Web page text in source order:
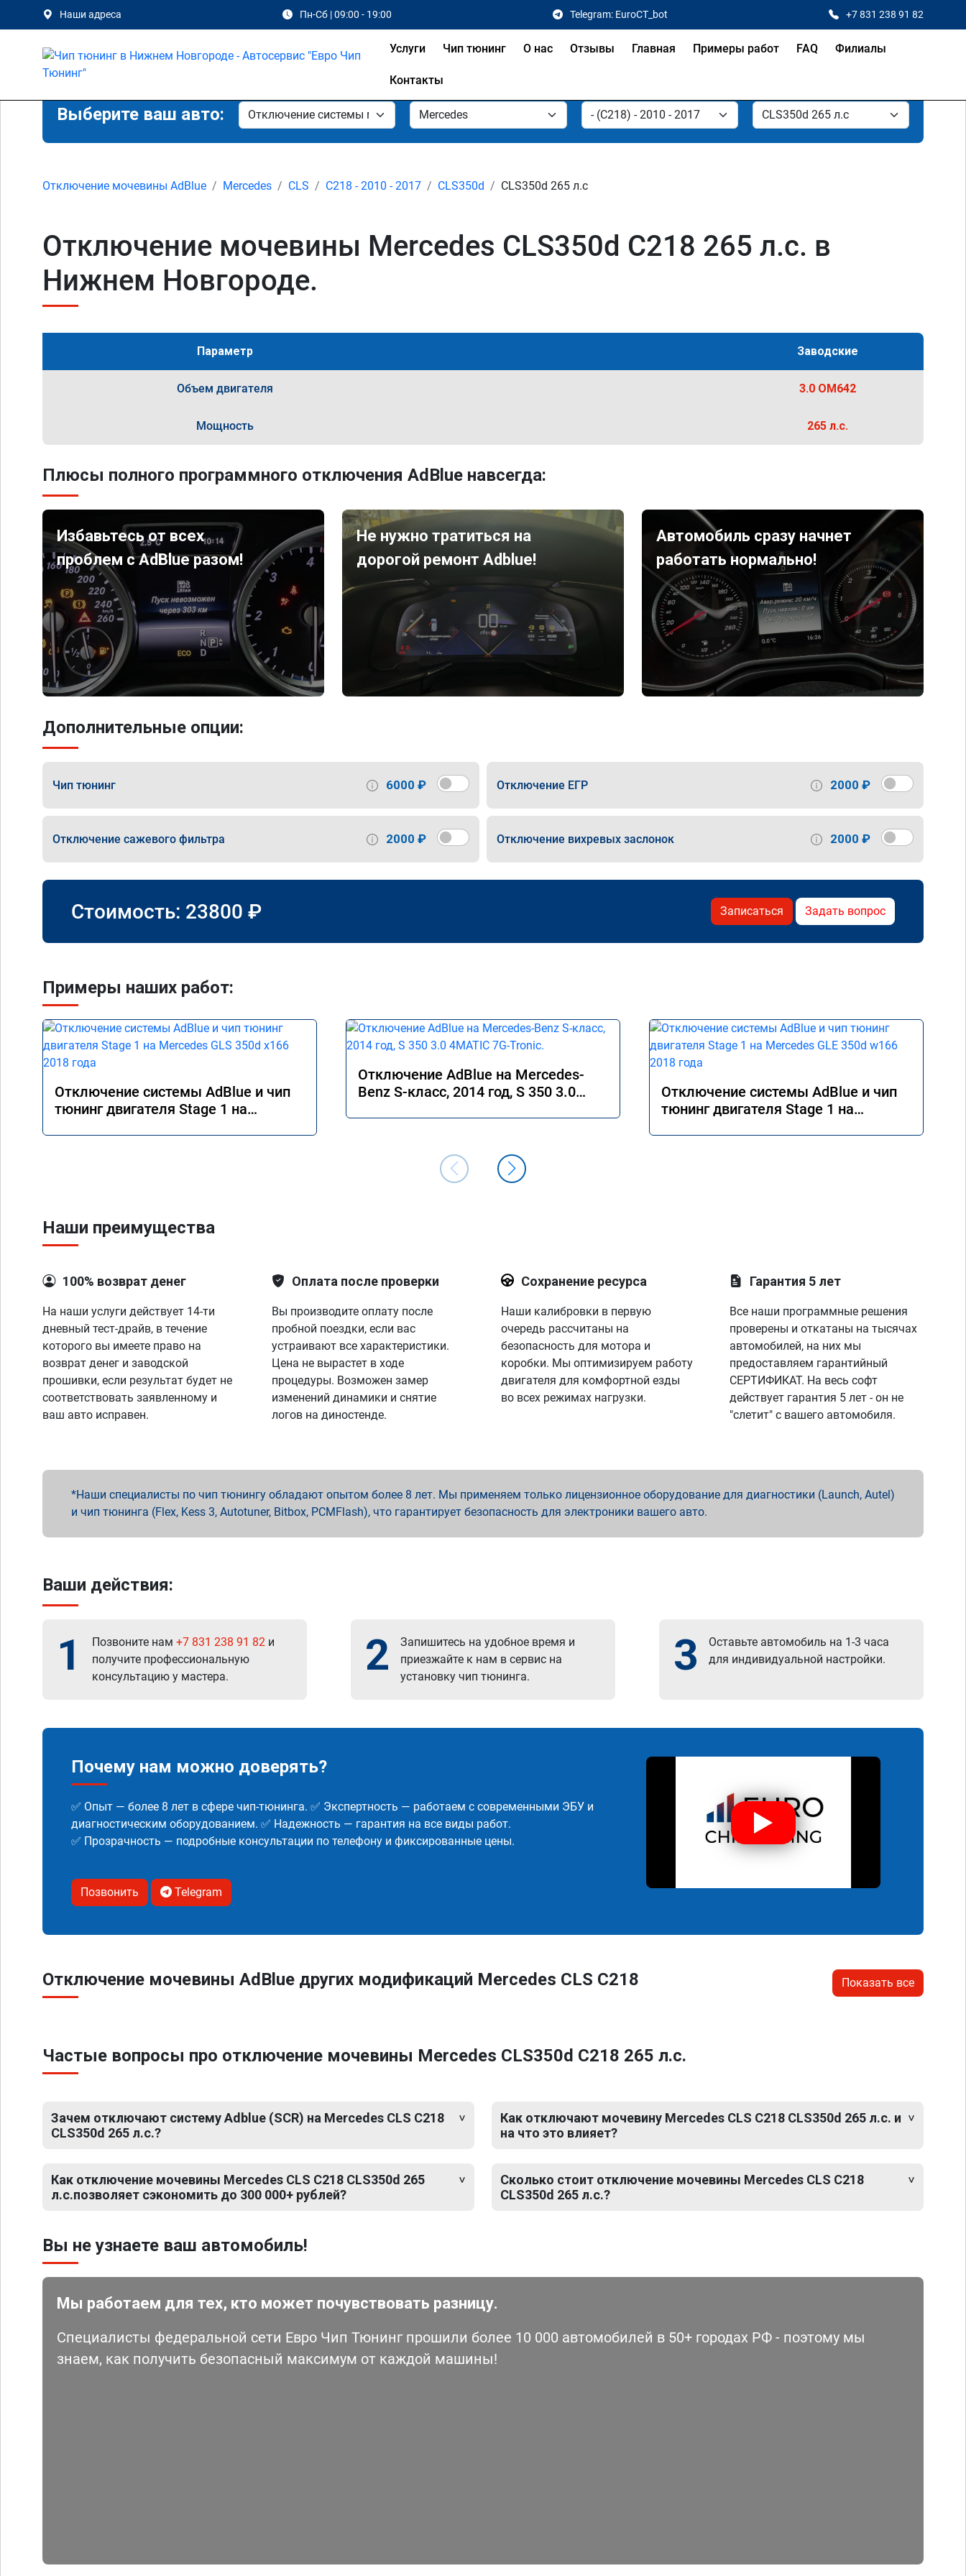
Наши адреса Пн-Сб | 09:00 - 19:00 Telegram: EuroCT_bot +7 831 238 91 82
Услуги Чип тюнинг О нас Отзывы Главная Примеры работ FAQ Филиалы
Контакты
Выберите ваш авто:
Отключение мочевины AdBlue Mercedes CLS C218 - 2010 - 2017 CLS350d CLS350d 265 л.с
Отключение мочевины Mercedes CLS350d C218 265 л.с. в
Нижнем Новгороде.
Параметр Заводские
Объем двигателя 3.0 OM642
Мощность 265 л.с.
Плюсы полного программного отключения AdBlue навсегда:
Избавьтесь от всех
проблем с AdBlue разом!
Не нужно тратиться на
дорогой ремонт Adblue!
Автомобиль сразу начнет
работать нормально!
Дополнительные опции:
Чип тюнинг 6000 ₽ Отключение ЕГР 2000 ₽
Отключение сажевого фильтра 2000 ₽ Отключение вихревых заслонок 2000 ₽
Стоимость: 23800 ₽ Записаться Задать вопрос
Примеры наших работ:
Отключение системы AdBlue и чип
тюнинг двигателя Stage 1 на
Отключение AdBlue на Mercedes-
Benz S-класс, 2014 год, S 350 3.0
Отключение системы AdBlue и чип
тюнинг двигателя Stage 1 на
Наши преимущества
100% возврат денег
На наши услуги действует 14-ти
дневный тест-драйв, в течение
которого вы имеете право на
возврат денег и заводской
прошивки, если результат будет не
соответствовать заявленному и
ваш авто исправен.
Оплата после проверки
Вы производите оплату после
пробной поездки, если вас
устраивают все характеристики.
Цена не вырастет в ходе
процедуры. Возможен замер
изменений динамики и снятие
логов на диностенде.
Сохранение ресурса
Наши калибровки в первую
очередь рассчитаны на
безопасность для мотора и
коробки. Мы оптимизируем работу
двигателя для комфортной езды
во всех режимах нагрузки.
Гарантия 5 лет
Все наши программные решения
проверены и откатаны на тысячах
автомобилей, на них мы
предоставляем гарантийный
СЕРТИФИКАТ. На весь софт
действует гарантия 5 лет - он не
"слетит" с вашего автомобиля.
Наши специалисты по чип тюнингу обладают опытом более 8 лет. Мы применяем только лицензионное оборудование для диагностики (Launch, Autel)
и чип тюнинга (Flex, Kess 3, Autotuner, Bitbox, PCMFlash), что гарантирует безопасность для электроники вашего авто.
Ваши действия:
1 Позвоните нам +7 831 238 91 82 и
получите профессиональную
консультацию у мастера.
2
Запишитесь на удобное время и
приезжайте к нам в сервис на
установку чип тюнинга.
3
Оставьте автомобиль на 1-3 часа
для индивидуальной настройки.
Почему нам можно доверять?
✅ Опыт — более 8 лет в сфере чип-тюнинга. ✅ Экспертность — работаем с современными ЭБУ и
диагностическим оборудованием. ✅ Надежность — гарантия на все виды работ.
✅ Прозрачность — подробные консультации по телефону и фиксированные цены.
Позвонить Telegram
Отключение мочевины AdBlue других модификаций Mercedes CLS C218 Показать все
Частые вопросы про отключение мочевины Mercedes CLS350d C218 265 л.с.
Зачем отключают систему Adblue (SCR) на Mercedes CLS C218
CLS350d 265 л.с.?
Как отключение мочевины Mercedes CLS C218 CLS350d 265
л.с.позволяет сэкономить до 300 000+ рублей?
Как отключают мочевину Mercedes CLS C218 CLS350d 265 л.с. и
на что это влияет?
Сколько стоит отключение мочевины Mercedes CLS C218
CLS350d 265 л.с.?
Вы не узнаете ваш автомобиль!
Мы работаем для тех, кто может почувствовать разницу.
Специалисты федеральной сети Евро Чип Тюнинг прошили более 10 000 автомобилей в 50+ городах РФ - поэтому мы
знаем, как получить безопасный максимум от каждой машины!